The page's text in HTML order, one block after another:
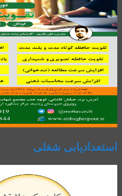
استعدادیابی شغلی